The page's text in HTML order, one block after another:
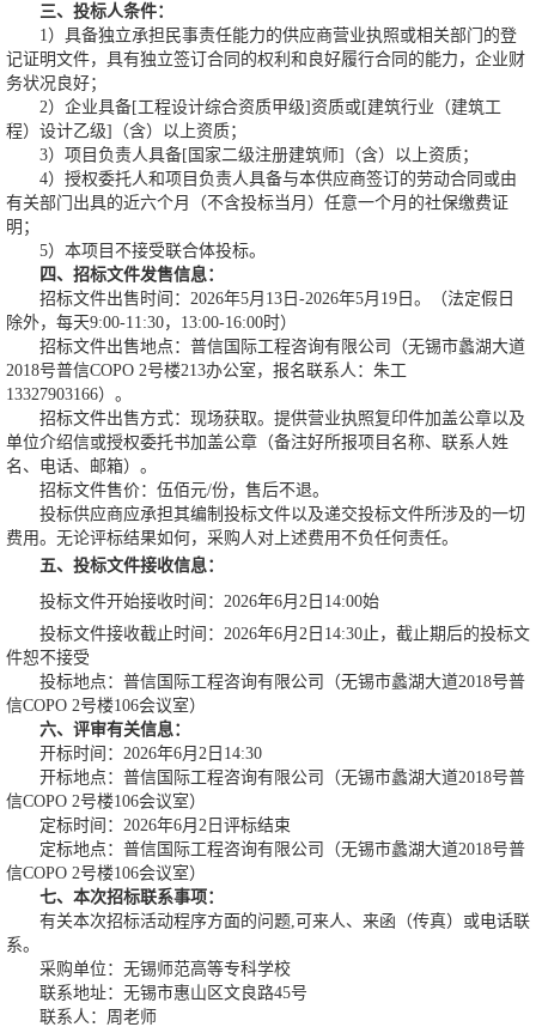
三、投标人条件：
1）具备独立承担民事责任能力的供应商营业执照或相关部门的登
记证明文件，具有独立签订合同的权利和良好履行合同的能力，企业财
务状况良好；
2）企业具备[工程设计综合资质甲级]资质或[建筑行业（建筑工
程）设计乙级]（含）以上资质；
3）项目负责人具备[国家二级注册建筑师]（含）以上资质；
4）授权委托人和项目负责人具备与本供应商签订的劳动合同或由
有关部门出具的近六个月（不含投标当月）任意一个月的社保缴费证
明；
5）本项目不接受联合体投标。
四、招标文件发售信息：
招标文件出售时间：2026年5月13日-2026年5月19日。（法定假日
除外，每天9:00-11:30，13:00-16:00时）
招标文件出售地点：普信国际工程咨询有限公司（无锡市蠡湖大道
2018号普信COPO 2号楼213办公室，报名联系人：朱工
13327903166）。
招标文件出售方式：现场获取。提供营业执照复印件加盖公章以及
单位介绍信或授权委托书加盖公章（备注好所报项目名称、联系人姓
名、电话、邮箱）。
招标文件售价：伍佰元/份，售后不退。
投标供应商应承担其编制投标文件以及递交投标文件所涉及的一切
费用。无论评标结果如何，采购人对上述费用不负任何责任。
五、投标文件接收信息：
投标文件开始接收时间：2026年6月2日14:00始
投标文件接收截止时间：2026年6月2日14:30止，截止期后的投标文
件恕不接受
投标地点：普信国际工程咨询有限公司（无锡市蠡湖大道2018号普
信COPO 2号楼106会议室）
六、评审有关信息：
开标时间：2026年6月2日14:30
开标地点：普信国际工程咨询有限公司（无锡市蠡湖大道2018号普
信COPO 2号楼106会议室）
定标时间：2026年6月2日评标结束
定标地点：普信国际工程咨询有限公司（无锡市蠡湖大道2018号普
信COPO 2号楼106会议室）
七、本次招标联系事项：
有关本次招标活动程序方面的问题,可来人、来函（传真）或电话联
系。
采购单位：无锡师范高等专科学校
联系地址：无锡市惠山区文良路45号
联系人：周老师